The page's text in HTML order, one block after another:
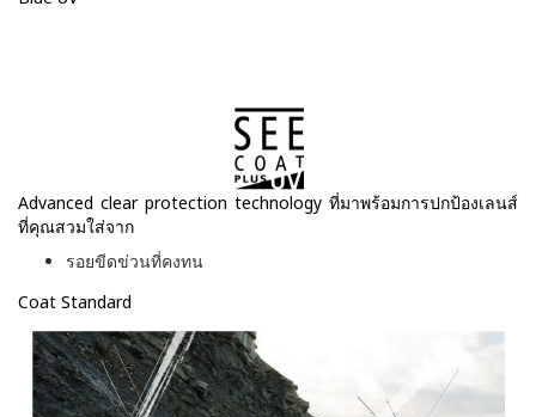
Advanced clear protection technology ที่มาพร้อมการปกป้องเลนส์
ที่คุณสวมใส่จาก
รอยขีดข่วนที่คงทน
Coat Standard